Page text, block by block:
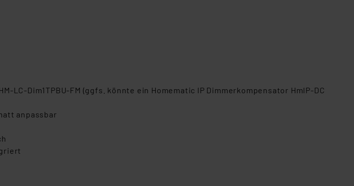
LC-Dim1TPBU-FM (ggfs. könnte ein Homematic IP Dimmerkompensator HmIP-DC
anpassbar